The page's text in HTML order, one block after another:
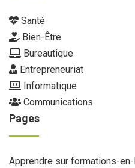
Santé
Bien-Être
Bureautique
Entrepreneuriat
Informatique
Communications
Pages
Apprendre sur formations-